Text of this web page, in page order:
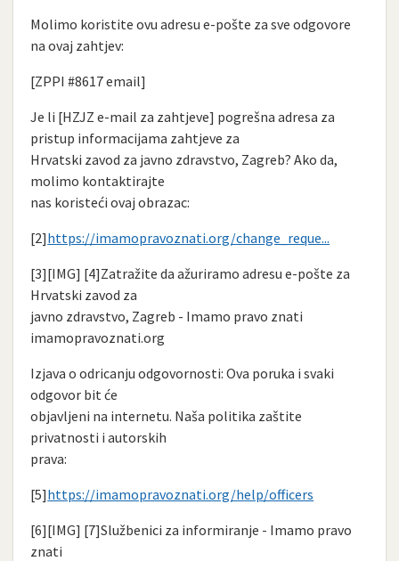
Molimo koristite ovu adresu e-pošte za sve odgovore
na ovaj zahtjev:
[ZPPI #8617 email]
Je li [HZJZ e-mail za zahtjeve] pogrešna adresa za
pristup informacijama zahtjeve za
Hrvatski zavod za javno zdravstvo, Zagreb? Ako da,
molimo kontaktirajte
nas koristeći ovaj obrazac:
[2]https://imamopravoznati.org/change_reque...
[3][IMG] [4]Zatražite da ažuriramo adresu e-pošte za
Hrvatski zavod za
javno zdravstvo, Zagreb - Imamo pravo znati
imamopravoznati.org
Izjava o odricanju odgovornosti: Ova poruka i svaki
odgovor bit će
objavljeni na internetu. Naša politika zaštite
privatnosti i autorskih
prava:
[5]https://imamopravoznati.org/help/officers
[6][IMG] [7]Službenici za informiranje - Imamo pravo
znati